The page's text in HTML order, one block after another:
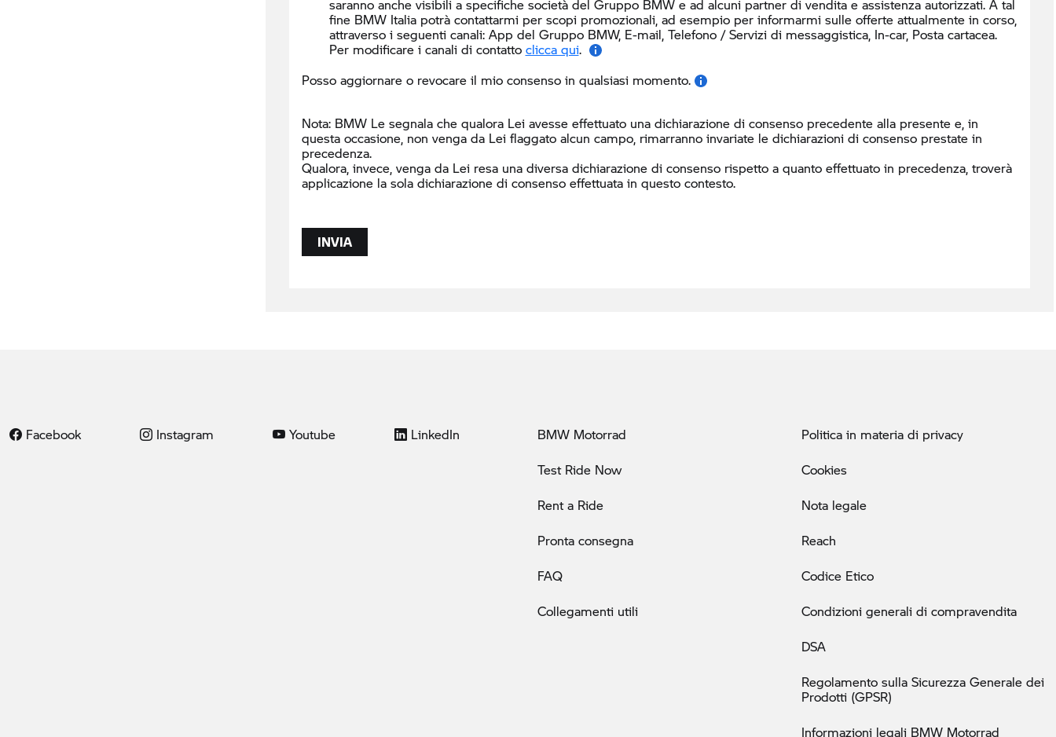
saranno anche visibili a specifiche società del Gruppo BMW e ad alcuni partner di vendita e assistenza autorizzati. A tal
fine BMW Italia potrà contattarmi per scopi promozionali, ad esempio per informarmi sulle offerte attualmente in corso,
attraverso i seguenti canali: App del Gruppo BMW, E-mail, Telefono / Servizi di messaggistica, In-car, Posta cartacea.
Per modificare i canali di contatto clicca qui.
Posso aggiornare o revocare il mio consenso in qualsiasi momento.
Nota: BMW Le segnala che qualora Lei avesse effettuato una dichiarazione di consenso precedente alla presente e, in
questa occasione, non venga da Lei flaggato alcun campo, rimarranno invariate le dichiarazioni di consenso prestate in
precedenza.
Qualora, invece, venga da Lei resa una diversa dichiarazione di consenso rispetto a quanto effettuato in precedenza, troverà
applicazione la sola dichiarazione di consenso effettuata in questo contesto.
INVIA
Facebook Instagram Youtube LinkedIn BMW Motorrad
Test Ride Now
Rent a Ride
Pronta consegna
FAQ
Collegamenti utili
Politica in materia di privacy
Cookies
Nota legale
Reach
Codice Etico
Condizioni generali di compravendita
DSA
Regolamento sulla Sicurezza Generale dei
Prodotti (GPSR)
Informazioni legali BMW Motorrad